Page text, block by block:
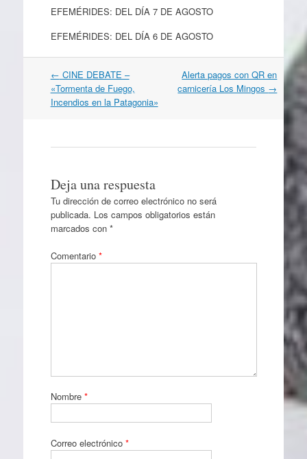
EFEMÉRIDES: DEL DÍA 7 DE AGOSTO
EFEMÉRIDES: DEL DÍA 6 DE AGOSTO
Navegación
por
artículos
← CINE DEBATE –
«Tormenta de Fuego,
Incendios en la Patagonia»
Alerta pagos con QR en
carnicería Los Mingos →
Deja una respuesta
Tu dirección de correo electrónico no será
publicada. Los campos obligatorios están
marcados con *
Comentario *
Nombre *
Correo electrónico *